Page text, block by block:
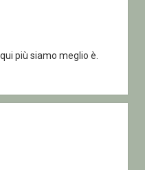
più siamo meglio è.